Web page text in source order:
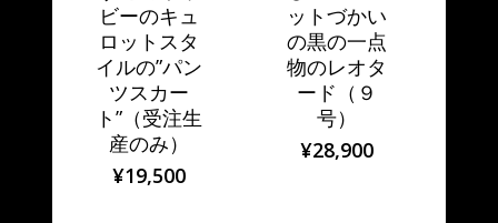
ビーのキュ
ロットスタ
イルの”パン
ツスカー
ト”（受注生
産のみ）
¥19,500
ットづかい
の黒の一点
物のレオタ
ード（９
号）
¥28,900